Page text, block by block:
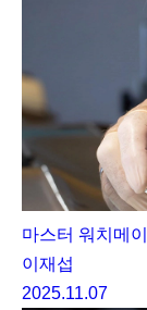
마스터 워치메
이재섭
2025.11.07